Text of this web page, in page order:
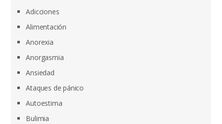
Adicciones
Alimentación
Anorexia
Anorgasmia
Ansiedad
Ataques de pánico
Autoestima
Bulimia